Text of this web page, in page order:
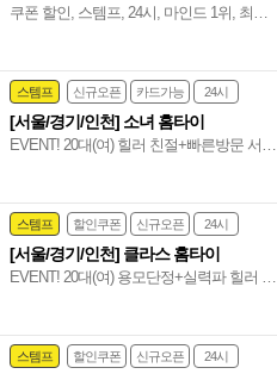
쿠폰 할인, 스템프, 24시, 마인드 1위, 최강
스템프 신규오픈 카드가능 24시
홈케어
[서울/경기/인천] 소녀 홈타이
EVENT! 20대(여) 힐러 친절+빠른방문 서
이~❤️
스템프 할인쿠폰 신규오픈 24시
홈케어
[서울/경기/인천] 클라스 홈타이
EVENT! 20대(여) 용모단정+실력파 힐러 아
스템프 할인쿠폰 신규오픈 24시